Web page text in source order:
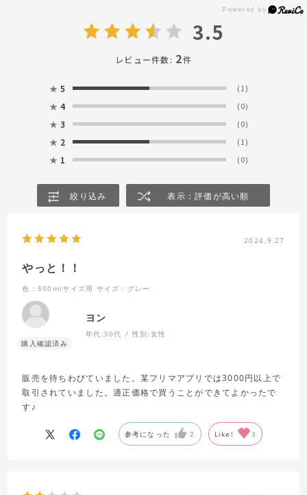
3.5
レビュー件数: 2件
★ 5 (1)
★ 4 (0)
★ 3 (0)
★ 2 (1)
★ 1 (0)
絞り込み 表示：評価が高い順
2024.9.27
やっと！！
色：500mlサイズ用 サイズ：グレー
ヨン
年代: 50代 性別: 女性
販売を待ちわびていました。某フリマアプリでは3000円以上で
取引されていました。適正価格で買うことができてよかったで
す♪
参考になった 2 Like! 3